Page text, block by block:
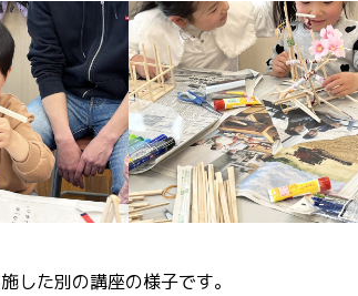
した別の講座の様子です。